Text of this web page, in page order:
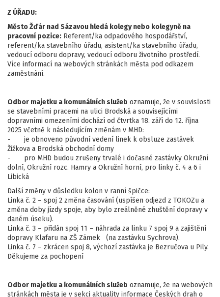
Z ÚŘADU:
Město Žďár nad Sázavou hledá kolegy nebo kolegyně na
pracovní pozice: Referent/ka odpadového hospodářství,
referent/ka stavebního úřadu, asistent/ka stavebního úřadu,
vedoucí odboru dopravy, vedoucí odboru životního prostředí.
Více informací na webových stránkách města pod odkazem
zaměstnání.
Odbor majetku a komunálních služeb oznamuje, že v souvislosti
se stavebními pracemi na ulici Brodská a souvisejícími
dopravními omezeními dochází od čtvrtka 18. září do 12. října
2025 včetně k následujícím změnám v MHD:
- je obnoveno původní vedení linek k obsluze zastávek
Žižkova a Brodská obchodní domy
- pro MHD budou zrušeny trvalé i dočasné zastávky Okružní
dolní, Okružní rozc. Hamry a Okružní horní, pro linky č. 4 a 6 i
Libická
Další změny v důsledku kolon v ranní špičce:
Linka č. 2 – spoj 2 změna časování (uspíšen odjezd z TOKOZu a
změna doby jízdy spoje, aby bylo zreálněné zhuštění dopravy v
daném úseku).
Linka č. 3 – přidán spoj 11 – náhrada za linku 7 spoj 9 a zajištění
dopravy Klafaru na ZŠ Zámek (na zastávku Sychrova).
Linka č. 7 – zkrácen spoj 8, výchozí zastávka je Bezručova u Pily.
Děkujeme za pochopení
Odbor majetku a komunálních služeb oznamuje, že na webových
stránkách města je v sekci aktuality informace Českých drah o